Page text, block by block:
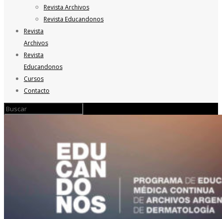
Revista Archivos
Revista Educandonos
Revista
Archivos
Revista
Educandonos
Cursos
Contacto